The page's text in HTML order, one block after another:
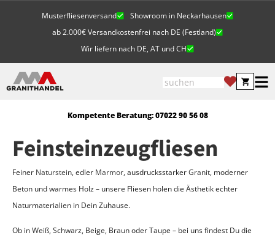
Musterfliesenversand
Showroom in Neckarhausen
ab 2.000€ Versandkostenfrei nach DE (Festland)
Wir liefern nach DE, AT und CH
Kompetente Beratung: 07022 90 56 08
Feinsteinzeugfliesen
Feiner Naturstein, edler Marmor, ausdrucksstarkerGranit, moderner
Beton und warmes Holz – unsere Fliesen holen die Ästhetik echter
Naturmaterialien in Dein Zuhause.
Ob in Weiß, Schwarz, Beige, Braun oder Taupe – bei uns findest Du die